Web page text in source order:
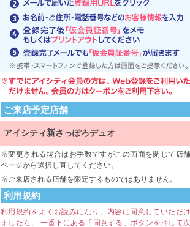
ご来店予定店舗
アイシティ新さっぽろデュオ
変更される場合はお手数ですがこの画面を閉じて店舗
ページから選択し直してください。
ご来店される店舗を限定するものではありません。
利用規約
利用規約をよくお読みになり、内容に同意していただけ
ましたら、 一番下にある「同意する」ボタンを押して次